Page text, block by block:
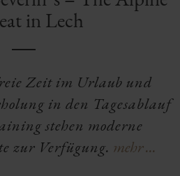
in Lech
Zeit im Urlaub und
in den Tagesablauf
stehen moderne
zur Verfügung. mehr ...